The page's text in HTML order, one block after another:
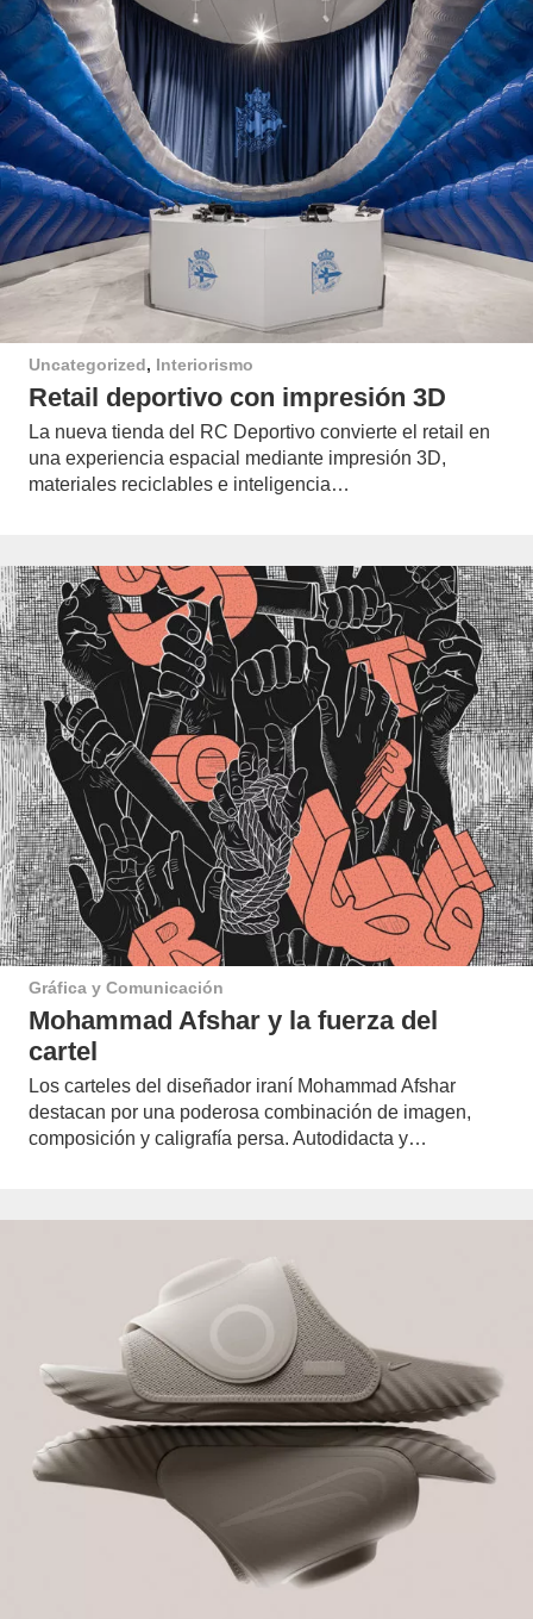
Uncategorized, Interiorismo
Retail deportivo con impresión 3D
La nueva tienda del RC Deportivo convierte el retail en
una experiencia espacial mediante impresión 3D,
materiales reciclables e inteligencia…
Gráfica y Comunicación
Mohammad Afshar y la fuerza del
cartel
Los carteles del diseñador iraní Mohammad Afshar
destacan por una poderosa combinación de imagen,
composición y caligrafía persa. Autodidacta y…